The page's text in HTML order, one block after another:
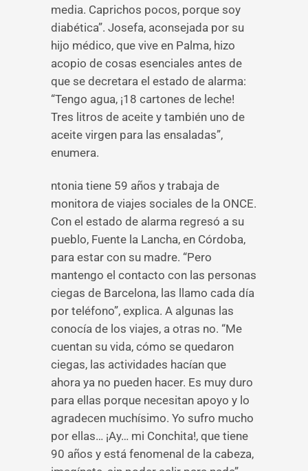
media. Caprichos pocos, porque soy
diabética”. Josefa, aconsejada por su
hijo médico, que vive en Palma, hizo
acopio de cosas esenciales antes de
que se decretara el estado de alarma:
“Tengo agua, ¡18 cartones de leche!
Tres litros de aceite y también uno de
aceite virgen para las ensaladas”,
enumera.
ntonia tiene 59 años y trabaja de
monitora de viajes sociales de la ONCE.
Con el estado de alarma regresó a su
pueblo, Fuente la Lancha, en Córdoba,
para estar con su madre. “Pero
mantengo el contacto con las personas
ciegas de Barcelona, las llamo cada día
por teléfono”, explica. A algunas las
conocía de los viajes, a otras no. “Me
cuentan su vida, cómo se quedaron
ciegas, las actividades hacían que
ahora ya no pueden hacer. Es muy duro
para ellas porque necesitan apoyo y lo
agradecen muchísimo. Yo sufro mucho
por ellas… ¡Ay… mi Conchita!, que tiene
90 años y está fenomenal de la cabeza,